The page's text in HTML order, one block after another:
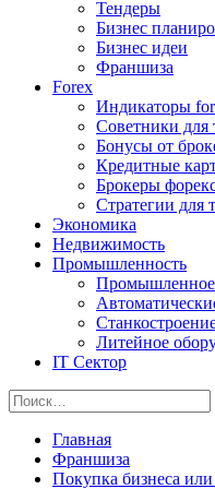
Тендеры
Бизнес
Бизнес идеи
Франшиза
Forex
Индикаторы
Советники для
Бонусы от
Кредитные
Брокеры
Стратегии для
Экономика
Недвижимость
Промышленность
Промышленное
Литейное
IT Сектор
Найти:
Главная
Франшиза
Покупка бизнеса